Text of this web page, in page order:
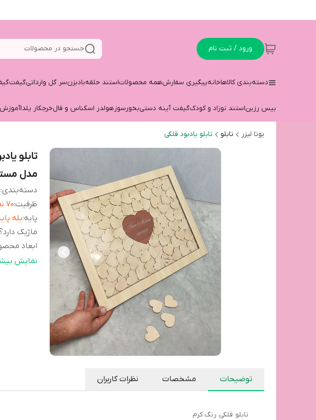
ورود / ثبت نام جستجو در محصولات
دسته‌بندی کالاهاخانهپیگیری سفارشهمه محصولاتاستند حلقهبادبزنسر گل وارداتیگیفت
بیس رزیناستند نوزاد و کودکگیفت آینه دستیبخورسوزهولدر اسکناس و فالخرجکار یلدا
یوتا لیزر تابلو تابلو یادبود قلکی
تابلو‌
مدل
دسته‌بندی
ظرفیت:۷۰ نفره
پایه:بله
ماژیک
ابعاد
رنگ:مطابقنمایش
توضیحات مشخصات نظرات کاربران
تابلو قلکی رنگ کرم